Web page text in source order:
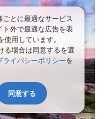
とに最適なサービス
外で最適な広告を表
用しています。
る場合は同意するを選
ライバシーポリシーを
同意する